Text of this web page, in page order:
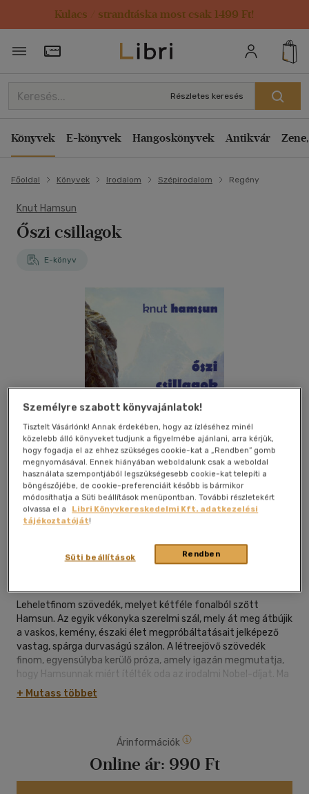
Kulacs / strandtáska most csak 1499 Ft!
Törzsvásárlói Kártya adatai
Részletes keresés
Könyvek E-könyvek Hangoskönyvek Antikvár
Főoldal Könyvek Irodalom Szépirodalom Regény
Knut Hamsun
Őszi csillagok
E-könyv
Beleolvasok
Leheletfinom szövedék, melyet kétféle fonalból szőtt
Hamsun. Az egyik vékonyka szerelmi szál, mely át meg átbújik
a vaskos, kemény, északi élet megpróbáltatásait jelképező
vastag, spárga durvaságú szálon. A létreejövő szövedék
finom, egyensúlyba kerülő próza, amely igazán megmutatja,
hogy Hamsunnak miért ítélték oda az irodalmi Nobel-díjat. Ma
is élő, lüktető, mélyértelmű szöveg, a nagy író remek
stílusdarabja. S mindeközben a háttérben má felsejlik a városi
egyszerű, vidéki életre vágyó fiatalember nem tud, talán nem
is képes megérteni, beilleszkedni, s ezzel nemcsak az életbe,
de az érzelmekbe sem képes integrálódni.
+ Mutass többet
Árinformációk
Online ár: 990 Ft
Személyre szabott könyvajánlatok!
Tisztelt Vásárlónk! Annak érdekében, hogy az ízléséhez minél
közelebb álló könyveket tudjunk a figyelmébe ajánlani, arra kérjük,
hogy fogadja el az ehhez szükséges cookie-kat a „Rendben” gomb
megnyomásával. Ennek hiányában weboldalunk csak a weboldal
használata szempontjából legszükségesebb cookie-kat telepíti a
böngészőjébe, de cookie-preferenciáit később is bármikor
módosíthatja a Süti beállítások menüpontban. További részletekért
olvassa el a
Libri Könyvkereskedelmi Kft. adatkezelési
tájékoztatóját!
Rendben
Süti beállítások